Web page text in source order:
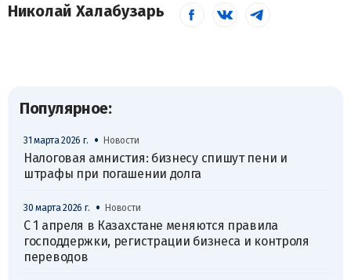
Николай Халабузарь
Популярное:
31 марта 2026 г. • Новости
Налоговая амнистия: бизнесу спишут пени и
штрафы при погашении долга
30 марта 2026 г. • Новости
С 1 апреля в Казахстане меняются правила
господдержки, регистрации бизнеса и контроля
переводов